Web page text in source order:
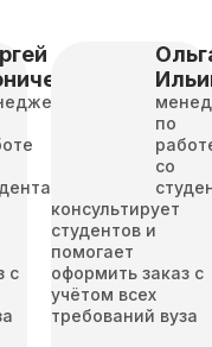
с
по
со
консультирует
студентов и
помогает
оформить заказ с
учётом всех
требований вуза